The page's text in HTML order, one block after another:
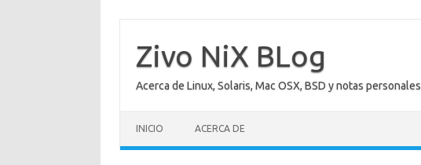
contenido
Zivo NiX BLog
Acerca de Linux, Solaris, Mac OSX, BSD y notas personales
INICIO ACERCA DE